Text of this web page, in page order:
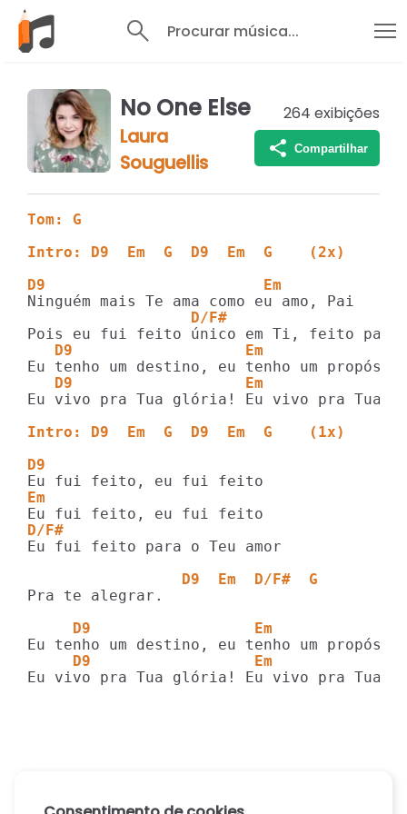
Procurar música...
No One Else
Laura
Souguellis
264 exibições
Compartilhar
Tom: G
Intro: D9  Em  G  D9  Em  G    (2x)
D9                        Em
D/F#
   D9                   Em              G
   D9                   Em              G
Eu vivo pra Tua glória! Eu vivo pra Tua
Intro: D9  Em  G  D9  Em  G    (1x)
D9
Em
D/F#
Eu fui feito para o Teu amor
                 D9  Em  D/F#  G
Pra te alegrar.
D9                  Em
D9                  Em
Eu vivo pra Tua glória! Eu vivo pra Tua